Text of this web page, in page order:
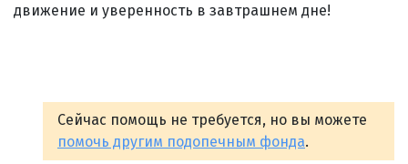
движение и уверенность в завтрашнем дне!
Сейчас помощь не требуется, но вы можете
помочь другим подопечным фонда.